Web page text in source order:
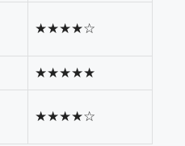
★★★★☆
★★★★★
★★★★☆